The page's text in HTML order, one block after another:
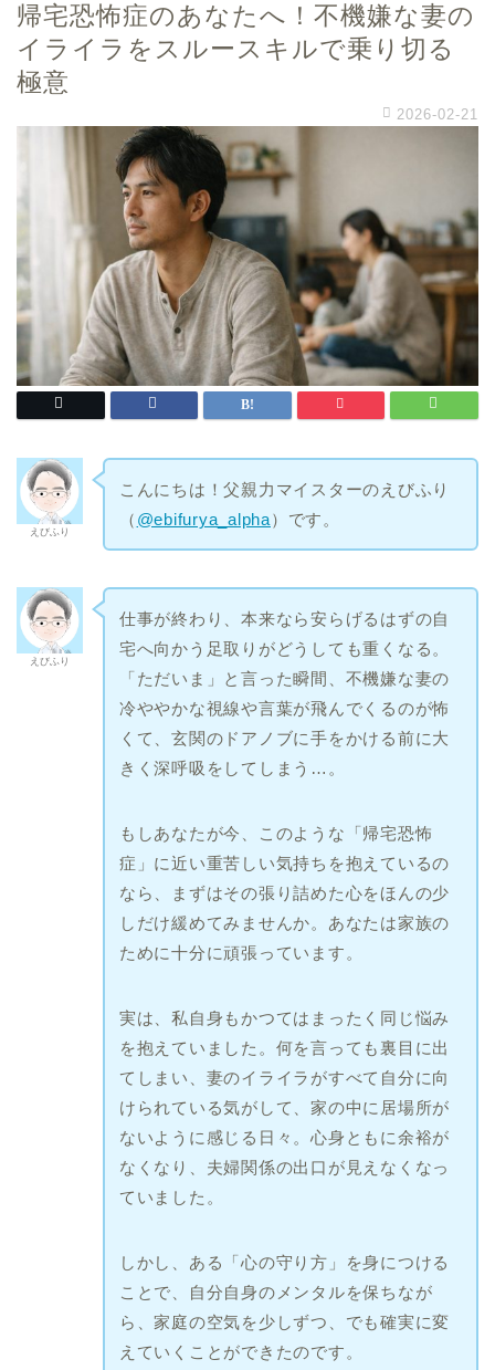
帰宅恐怖症のあなたへ！不機嫌な妻の
イライラをスルースキルで乗り切る
極意
2026-02-21
えびふり
こんにちは！父親力マイスターのえびふり
（ @ebifurya_alpha）です。
えびふり
仕事が終わり、本来なら安らげるはずの自
宅へ向かう足取りがどうしても重くなる。
「ただいま」と言った瞬間、不機嫌な妻の
冷ややかな視線や言葉が飛んでくるのが怖
くて、玄関のドアノブに手をかける前に大
きく深呼吸をしてしまう…。
もしあなたが今、このような「帰宅恐怖
症」に近い重苦しい気持ちを抱えているの
なら、まずはその張り詰めた心をほんの少
しだけ緩めてみませんか。あなたは家族の
ために十分に頑張っています。
実は、私自身もかつてはまったく同じ悩み
を抱えていました。何を言っても裏目に出
てしまい、妻のイライラがすべて自分に向
けられている気がして、家の中に居場所が
ないように感じる日々。心身ともに余裕が
なくなり、夫婦関係の出口が見えなくなっ
ていました。
しかし、ある「心の守り方」を身につける
ことで、自分自身のメンタルを保ちなが
ら、家庭の空気を少しずつ、でも確実に変
えていくことができたのです。